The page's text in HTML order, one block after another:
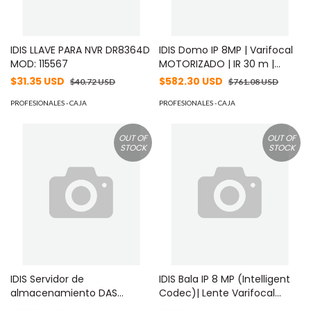
IDIS LLAVE PARA NVR DR8364D
MOD: 115567
$31.35 USD $40.72 USD
PROFESIONALES - CAJA
IDIS Domo IP 8MP | Varifocal
MOTORIZADO | IR 30 m |
Entrada/Salida de Alarma |
Dia/Noche | MicroSD (256
$582.30 USD $761.08 USD
PROFESIONALES - CAJA
OUT OF
STOCK
IDIS Servidor de
almacenamiento DAS
OUT OF
STOCK
IDIS Bala IP 8 MP (Intelligent
Codec)| Lente Varifocal